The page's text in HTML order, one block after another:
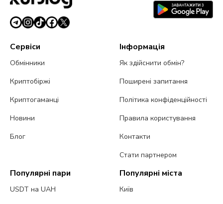
Сервіси
Обмінники
Криптобіржі
Криптогаманці
Новини
Блог
Інформація
Як здійснити обмін?
Поширені запитання
Політика конфіденційності
Правила користування
Контакти
Стати партнером
Популярні пари
USDT на UAH
Популярні міста
Київ